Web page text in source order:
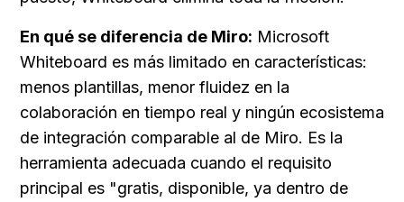
En qué se diferencia de Miro: Microsoft
Whiteboard es más limitado en características:
menos plantillas, menor fluidez en la
colaboración en tiempo real y ningún ecosistema
de integración comparable al de Miro. Es la
herramienta adecuada cuando el requisito
principal es "gratis, disponible, ya dentro de